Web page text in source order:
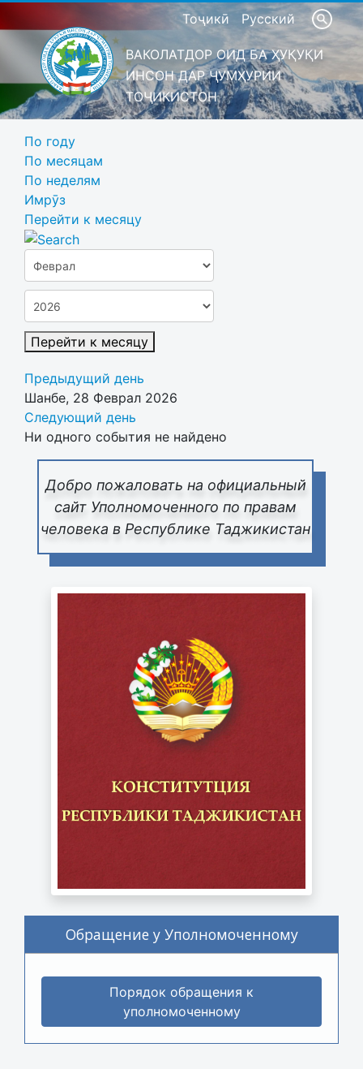
Тоҷикӣ Русский
ВАКОЛАТДОР ОИД БА ҲУҚУҚИ
ИНСОН ДАР ҶУМҲУРИИ
ТОҶИКИСТОН
Добро пожаловать на официальный
сайт Уполномоченного по правам
человека в Республике Таджикистан
Обращение у Уполномоченному
Порядок обращения к
уполномоченному
По году
По месяцам
По неделям
Имрӯз
Перейти к месяцу
Перейти к месяцу
Предыдущий день
Шанбе, 28 Феврал 2026
Следующий день
Ни одного события не найдено